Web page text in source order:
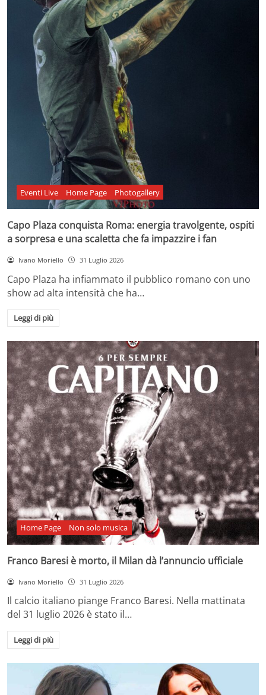
Eventi Live Home Page Photogallery
Capo Plaza conquista Roma: energia travolgente, ospiti
a sorpresa e una scaletta che fa impazzire i fan
Ivano Moriello 31 Luglio 2026
Capo Plaza ha infiammato il pubblico romano con uno
show ad alta intensità che ha…
Leggi di più
Home Page Non solo musica
Franco Baresi è morto, il Milan dà l’annuncio ufficiale
Ivano Moriello 31 Luglio 2026
Il calcio italiano piange Franco Baresi. Nella mattinata
del 31 luglio 2026 è stato il…
Leggi di più